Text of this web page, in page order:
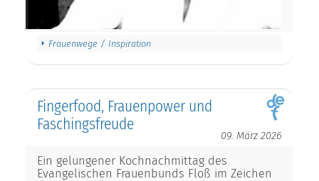
Frauenwege / Inspiration
Fingerfood, Frauenpower und
Faschingsfreude
09. März 2026
Ein gelungener Kochnachmittag des
Evangelischen Frauenbunds Floß im Zeichen